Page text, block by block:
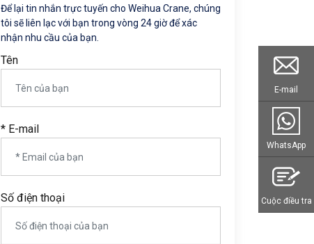
Để lại tin nhắn trực tuyến cho Weihua Crane, chúng
tôi sẽ liên lạc với bạn trong vòng 24 giờ để xác
nhận nhu cầu của bạn.
Tên
* E-mail
Số điện thoại
E-mail
WhatsApp
Cuộc điều tra